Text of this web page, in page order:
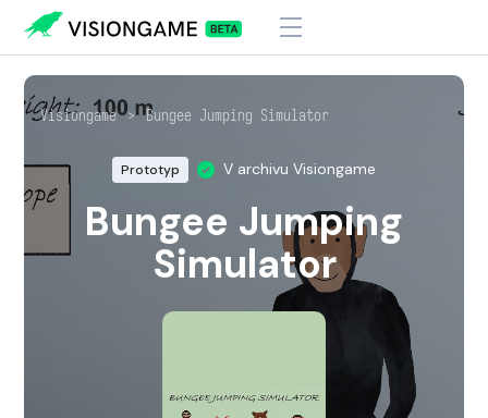
Visiongame > Bungee Jumping Simulator
Prototyp V archivu Visiongame
Bungee Jumping
Simulator